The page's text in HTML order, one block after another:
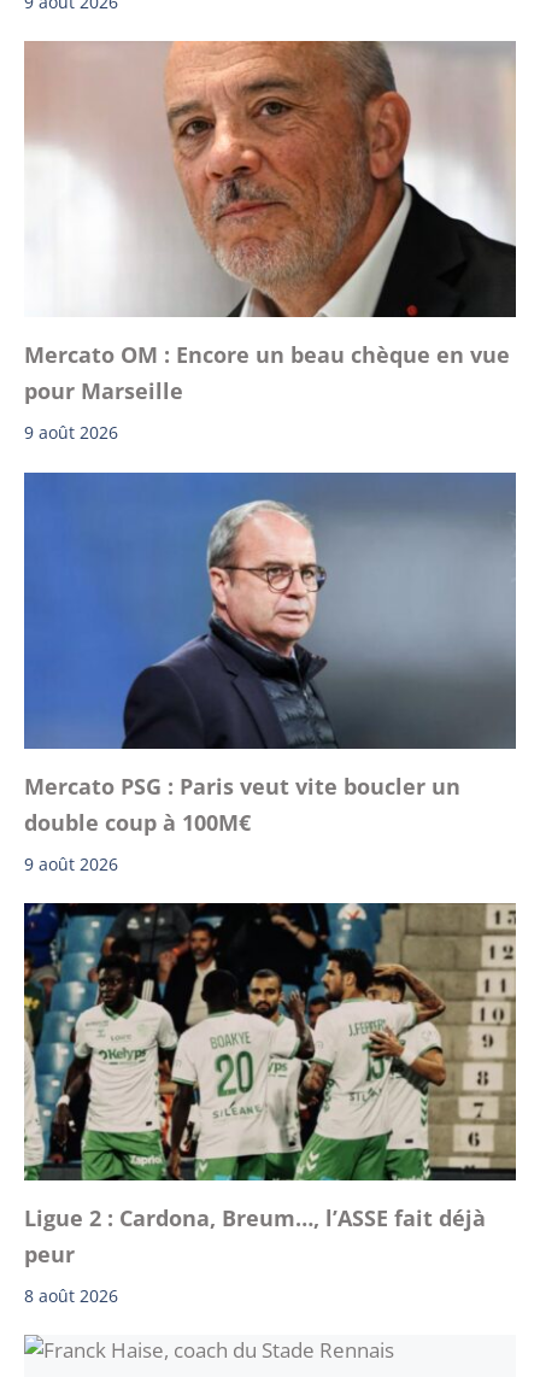
Mercato OM : Encore un beau chèque en vue
pour Marseille
9 août 2026
Mercato PSG : Paris veut vite boucler un
double coup à 100M€
9 août 2026
Ligue 2 : Cardona, Breum…, l’ASSE fait déjà
peur
8 août 2026